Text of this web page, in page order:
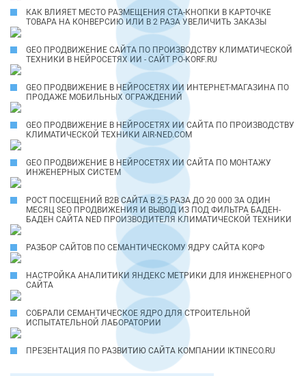
КАК ВЛИЯЕТ МЕСТО РАЗМЕЩЕНИЯ CTA-КНОПКИ В КАРТОЧКЕ
ТОВАРА НА КОНВЕРСИЮ ИЛИ В 2 РАЗА УВЕЛИЧИТЬ ЗАКАЗЫ
GEO ПРОДВИЖЕНИЕ САЙТА ПО ПРОИЗВОДСТВУ КЛИМАТИЧЕСКОЙ
ТЕХНИКИ В НЕЙРОСЕТЯХ ИИ - САЙТ PO-KORF.RU
GEO ПРОДВИЖЕНИЕ В НЕЙРОСЕТЯХ ИИ ИНТЕРНЕТ-МАГАЗИНА ПО
ПРОДАЖЕ МОБИЛЬНЫХ ОГРАЖДЕНИЙ
GEO ПРОДВИЖЕНИЕ В НЕЙРОСЕТЯХ ИИ САЙТА ПО ПРОИЗВОДСТВУ
КЛИМАТИЧЕСКОЙ ТЕХНИКИ AIR-NED.COM
GEO ПРОДВИЖЕНИЕ В НЕЙРОСЕТЯХ ИИ САЙТА ПО МОНТАЖУ
ИНЖЕНЕРНЫХ СИСТЕМ
РОСТ ПОСЕЩЕНИЙ B2B САЙТА В 2,5 РАЗА ДО 20 000 ЗА ОДИН
МЕСЯЦ SEO ПРОДВИЖЕНИЯ И ВЫВОД ИЗ ПОД ФИЛЬТРА БАДЕН-
БАДЕН САЙТА NED ПРОИЗВОДИТЕЛЯ КЛИМАТИЧЕСКОЙ ТЕХНИКИ
РАЗБОР САЙТОВ ПО СЕМАНТИЧЕСКОМУ ЯДРУ САЙТА КОРФ
НАСТРОЙКА АНАЛИТИКИ ЯНДЕКС МЕТРИКИ ДЛЯ ИНЖЕНЕРНОГО
САЙТА
СОБРАЛИ СЕМАНТИЧЕСКОЕ ЯДРО ДЛЯ СТРОИТЕЛЬНОЙ
ИСПЫТАТЕЛЬНОЙ ЛАБОРАТОРИИ
ПРЕЗЕНТАЦИЯ ПО РАЗВИТИЮ САЙТА КОМПАНИИ IKTINECO.RU